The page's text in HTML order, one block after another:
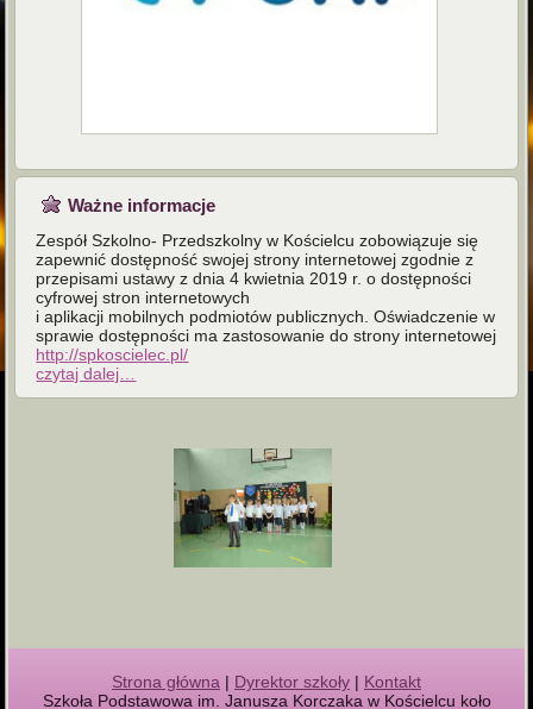
Ważne informacje
Zespół Szkolno- Przedszkolny w Kościelcu zobowiązuje się
zapewnić dostępność swojej strony internetowej zgodnie z
przepisami ustawy z dnia 4 kwietnia 2019 r. o dostępności
cyfrowej stron internetowych
i aplikacji mobilnych podmiotów publicznych. Oświadczenie w
sprawie dostępności ma zastosowanie do strony internetowej
http://spkoscielec.pl/
czytaj dalej…
Strona główna | Dyrektor szkoły | Kontakt
Szkoła Podstawowa im. Janusza Korczaka w Kościelcu koło